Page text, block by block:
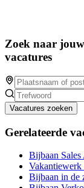
Zoek naar
vacatures
Vacatures zoeken
Gerelateerde
Bijbaan
Vakantiewerk
Bijbaan in de